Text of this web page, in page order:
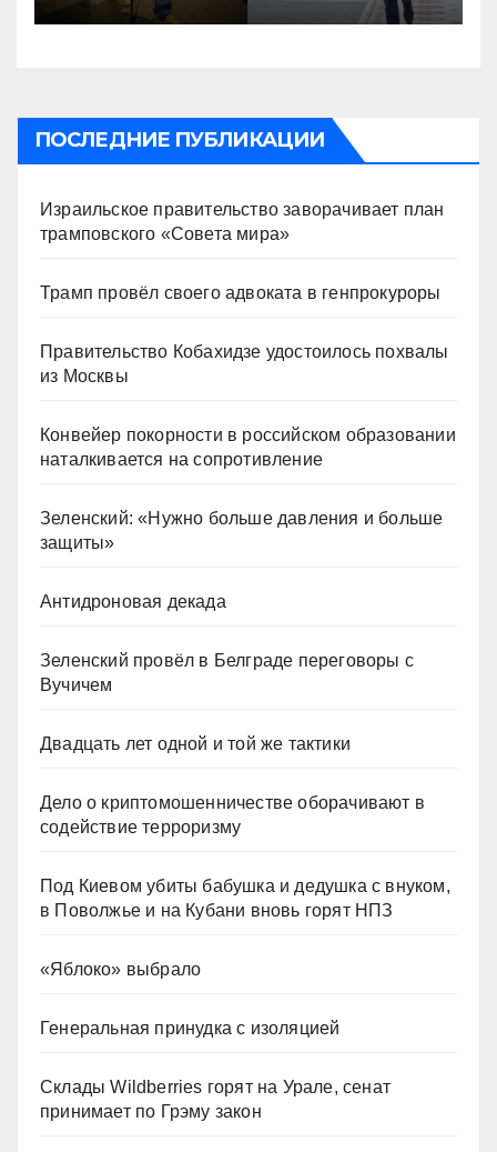
ПОСЛЕДНИЕ ПУБЛИКАЦИИ
Израильское правительство заворачивает план
трамповского «Совета мира»
Трамп провёл своего адвоката в генпрокуроры
Правительство Кобахидзе удостоилось похвалы
из Москвы
Конвейер покорности в российском образовании
наталкивается на сопротивление
Зеленский: «Нужно больше давления и больше
защиты»
Антидроновая декада
Зеленский провёл в Белграде переговоры с
Вучичем
Двадцать лет одной и той же тактики
Дело о криптомошенничестве оборачивают в
содействие терроризму
Под Киевом убиты бабушка и дедушка с внуком,
в Поволжье и на Кубани вновь горят НПЗ
«Яблоко» выбрало
Генеральная принудка с изоляцией
Склады Wildberries горят на Урале, сенат
принимает по Грэму закон